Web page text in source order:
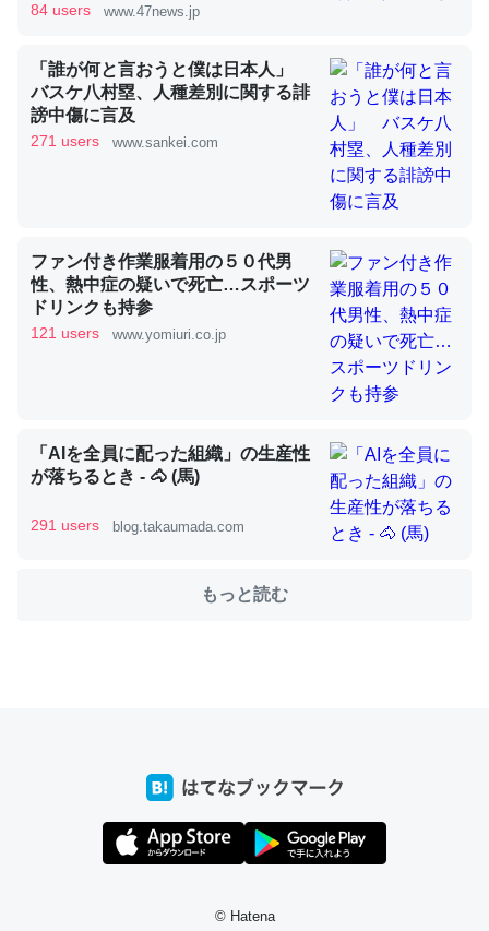
コオロギのカルシウム分はエビの600分の1程度。
─ニュース :: 【研究発表】昆虫学の大問題＝「昆虫はなぜ海にいな
いのか」に関する新仮説
論文では「淡水はカルシウムも酸素も不足してて両方に不
利だから両方が拮抗してるのでは」とあって面白い。海に
いる鋏角類（カブトガニ・ウミグモ）はカルシウムを使わ
ずキチンを強化してる筈だが、酵素が違うのか？
─ニュース :: 【研究発表】昆虫学の大問題＝「昆虫はなぜ海にいな
これを元に考えるとカルシウムを大量に使う脊椎動物と貝
類は苦労してるんだな…。腹足類だと殻を無くしてナメク
─ニュース :: 【研究発表】昆虫学の大問題＝「昆虫はなぜ海にいな
ちぼちRingも置こうかと画策中。あと、Googleマップで
これ見て生きてるなって分かる。
84 users www.47news.jp
「誰が何と言おうと僕は日本人」
バスケ八村塁、人種差別に関する誹
謗中傷に言及
271 users www.sankei.com
ファン付き作業服着用の５０代男
性、熱中症の疑いで死亡…スポーツ
ドリンクも持参
121 users www.yomiuri.co.jp
「AIを全員に配った組織」の生産性
が落ちるとき - 🐴 (馬)
291 users blog.takaumada.com
もっと読む
© Hatena